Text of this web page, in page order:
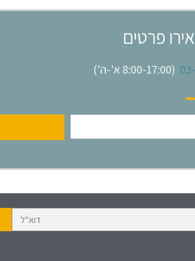
פרטים
(8:00-17:00 א'-ה')